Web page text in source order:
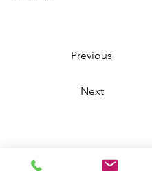
Previous
Next